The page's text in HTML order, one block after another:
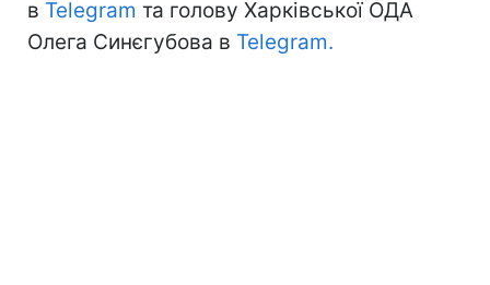
в Telegram та голову Харківської ОДА
Олега Синєгубова в Telegram.